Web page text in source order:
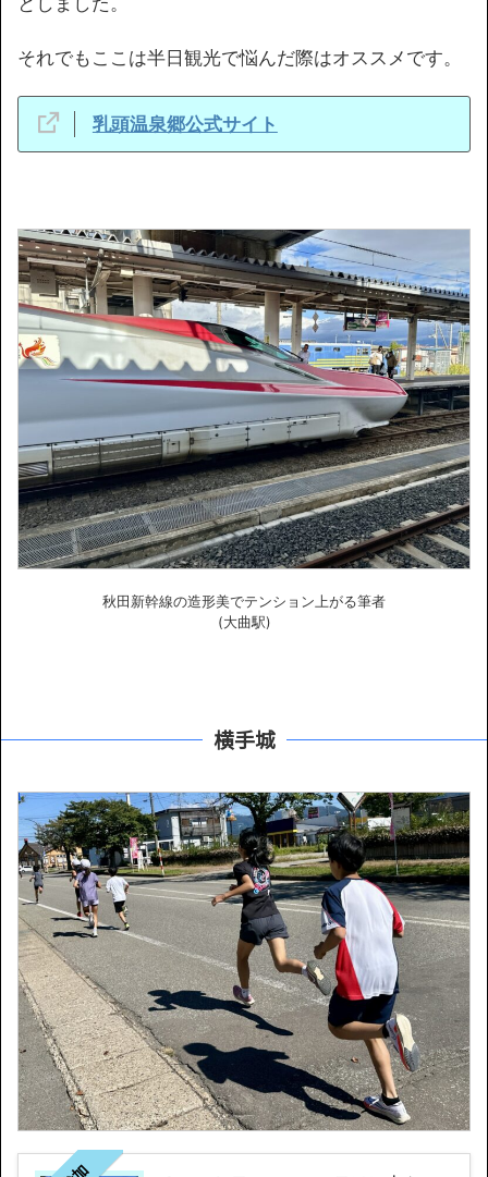
それでもここは半日観光で悩んだ際はオススメです。
乳頭温泉郷公式サイト
秋田新幹線の造形美でテンション上がる筆者
(大曲駅)
横手城